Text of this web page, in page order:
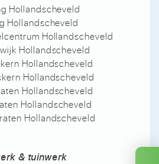
Hollandscheveld
Hollandscheveld
Hollandscheveld
Hollandscheveld
Hollandscheveld
Hollandscheveld
Hollandscheveld
Hollandscheveld
Hollandscheveld
& tuinwerk